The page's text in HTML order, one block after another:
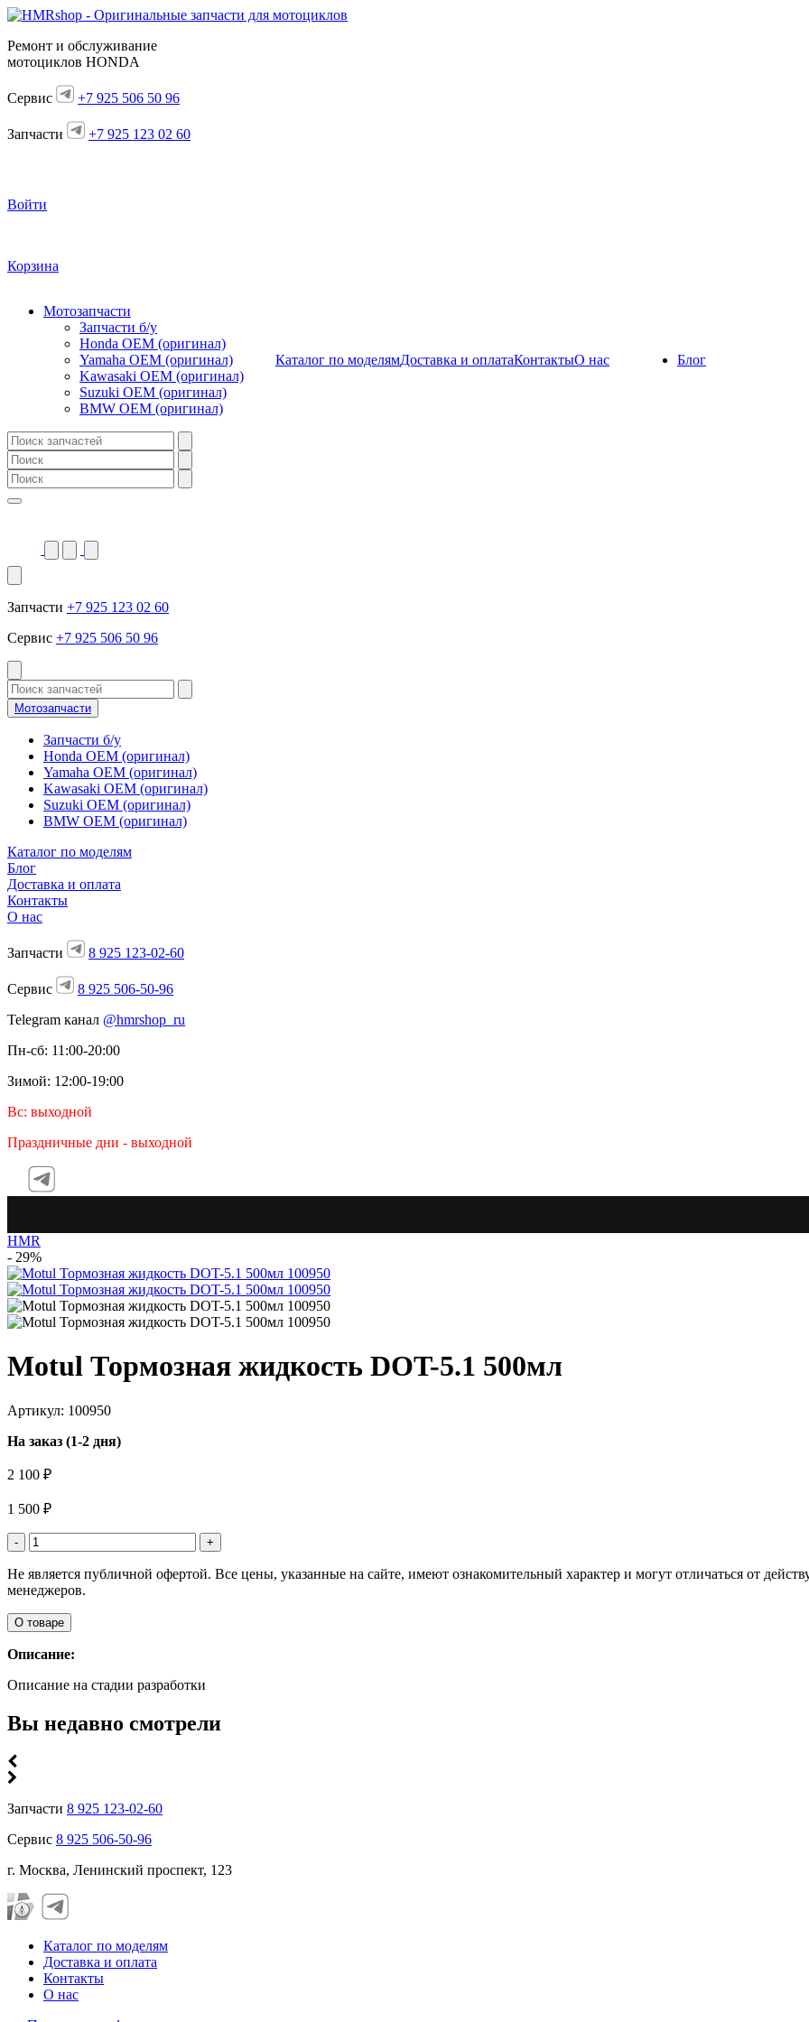
Ремонт и обслуживание
мотоциклов HONDA
Сервис +7 925 506 50 96
Запчасти +7 925 123 02 60
Войти
Корзина
Мотозапчасти
Запчасти б/у
Honda OEM (оригинал)
Yamaha OEM (оригинал)
Kawasaki OEM (оригинал)
Suzuki OEM (оригинал)
BMW OEM (оригинал)
Каталог по моделямДоставка и оплатаКонтактыО нас Блог
Запчасти +7 925 123 02 60
Сервис +7 925 506 50 96
Мотозапчасти
Запчасти б/у
Honda OEM (оригинал)
Yamaha OEM (оригинал)
Kawasaki OEM (оригинал)
Suzuki OEM (оригинал)
BMW OEM (оригинал)
Каталог по моделям
Блог
Доставка и оплата
Контакты
О нас
Запчасти 8 925 123-02-60
Сервис
8 925 506-50-96
Telegram канал @hmrshop_ru
Пн-сб: 11:00-20:00
Зимой: 12:00-19:00
Вс: выходной
Праздничные дни - выходной
HMR
- 29%
Motul Тормозная жидкость DOT-5.1 500мл
Артикул: 100950
На заказ (1-2 дня)
2 100 ₽
1 500 ₽
- +
Не является публичной офертой. Все цены, указанные на сайте, имеют ознакомительный характер и могут отличаться от
менеджеров.
О товаре
Описание:
Описание на стадии разработки
Вы недавно смотрели
Запчасти 8 925 123-02-60
Сервис 8 925 506-50-96
г. Москва, Ленинский проспект, 123
Каталог по моделям
Доставка и оплата
Контакты
О нас